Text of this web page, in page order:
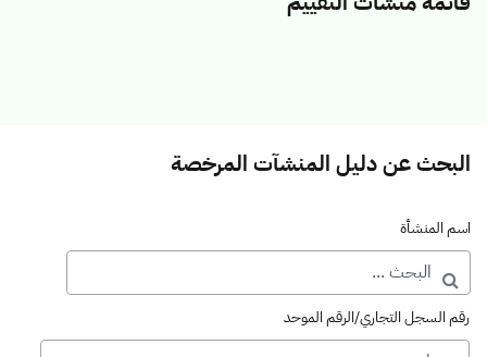
البحث عن دليل المنشآت المرخصة
اسم المنشأة
رقم السجل التجاري/الرقم الموحد